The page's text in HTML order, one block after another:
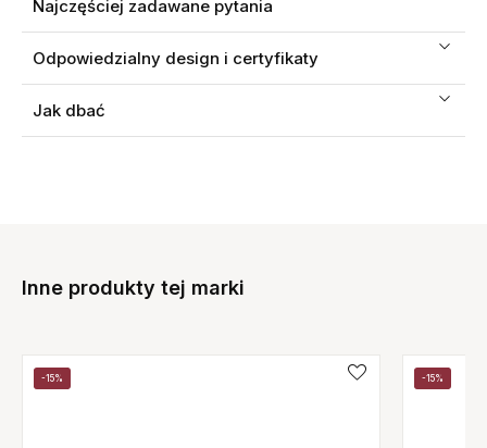
Najczęściej zadawane pytania
Odpowiedzialny design i certyfikaty
Jak dbać
Inne produkty tej marki
-15% -15%